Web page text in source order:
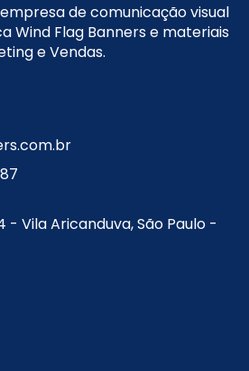
de comunicação visual
Wind Flag Banners e materiais
e Vendas.
- Vila Aricanduva, São Paulo -